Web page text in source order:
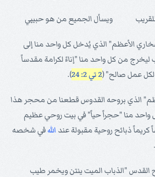
وللقريب ويسأل الجميع من هو حبيبي
الأعظم" الذي يُدخل كل واحد منا إلى
ليخرج من كل واحد منا "إناءً لكرامة مقدساً
لكل عمل صالح" (2 تي 2: 24 ).
الذي بروحه القدوس قطعنا من محجر هذا
واحد منا "حجراً حياً" في بيت روحي عظيم
ذبائح روحية مقبولة عند اللهفي شخصه
القدس "الذباب الميت ينتن ويخمر طيب